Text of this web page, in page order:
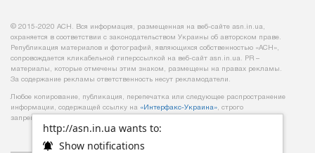
http://asn.in.ua wants to:
Show notifications
© 2015-2020 АСН. Вся информация, размещенная на веб-сайте asn.in.ua,
охраняется в соответствии с законодательством Украины об авторском праве.
Републикация материалов и фотографий, являющихся собственностью «АСН»,
сопровождается кликабельной гиперссылкой на веб-сайт asn.іn.ua. PR –
материалы, которые отмечены этим знаком, размещены на правах рекламы.
За содержание рекламы ответственность несут рекламодатели.
Любое копирование, публикация, перепечатка или следующее распространение
информации, содержащей ссылку на «Интерфакс-Украина», строго
запрещается.